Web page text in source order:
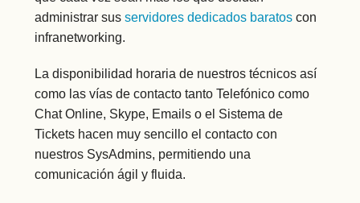
administrar sus servidores dedicados baratos con
infranetworking.
La disponibilidad horaria de nuestros técnicos así
como las vías de contacto tanto Telefónico como
Chat Online, Skype, Emails o el Sistema de
Tickets hacen muy sencillo el contacto con
nuestros SysAdmins, permitiendo una
comunicación ágil y fluida.